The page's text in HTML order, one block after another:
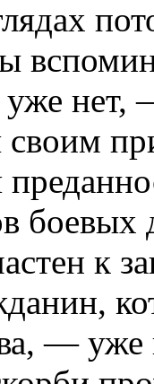
уже
своим
боевых
к
— уже